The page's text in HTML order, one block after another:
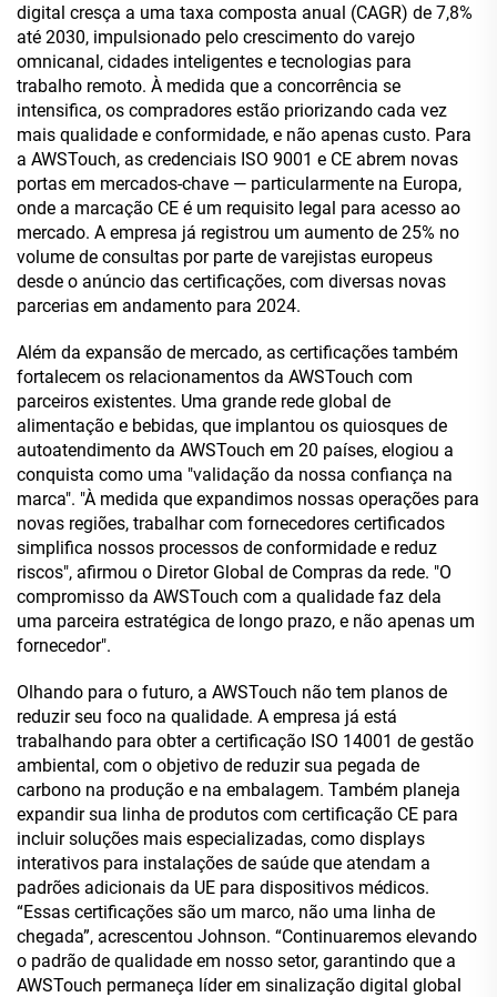
digital cresça a uma taxa composta anual (CAGR) de 7,8%
até 2030, impulsionado pelo crescimento do varejo
omnicanal, cidades inteligentes e tecnologias para
trabalho remoto. À medida que a concorrência se
intensifica, os compradores estão priorizando cada vez
mais qualidade e conformidade, e não apenas custo. Para
a AWSTouch, as credenciais ISO 9001 e CE abrem novas
portas em mercados-chave — particularmente na Europa,
onde a marcação CE é um requisito legal para acesso ao
mercado. A empresa já registrou um aumento de 25% no
volume de consultas por parte de varejistas europeus
desde o anúncio das certificações, com diversas novas
parcerias em andamento para 2024.
Além da expansão de mercado, as certificações também
fortalecem os relacionamentos da AWSTouch com
parceiros existentes. Uma grande rede global de
alimentação e bebidas, que implantou os quiosques de
autoatendimento da AWSTouch em 20 países, elogiou a
conquista como uma "validação da nossa confiança na
marca". "À medida que expandimos nossas operações para
novas regiões, trabalhar com fornecedores certificados
simplifica nossos processos de conformidade e reduz
riscos", afirmou o Diretor Global de Compras da rede. "O
compromisso da AWSTouch com a qualidade faz dela
uma parceira estratégica de longo prazo, e não apenas um
fornecedor".
Olhando para o futuro, a AWSTouch não tem planos de
reduzir seu foco na qualidade. A empresa já está
trabalhando para obter a certificação ISO 14001 de gestão
ambiental, com o objetivo de reduzir sua pegada de
carbono na produção e na embalagem. Também planeja
expandir sua linha de produtos com certificação CE para
incluir soluções mais especializadas, como displays
interativos para instalações de saúde que atendam a
padrões adicionais da UE para dispositivos médicos.
“Essas certificações são um marco, não uma linha de
chegada”, acrescentou Johnson. “Continuaremos elevando
o padrão de qualidade em nosso setor, garantindo que a
AWSTouch permaneça líder em sinalização digital global